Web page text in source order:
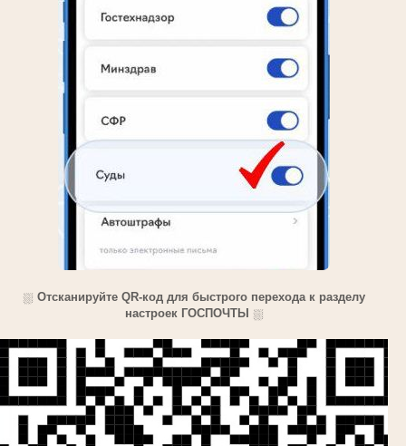
⛆ Отсканируйте QR-код для быстрого перехода к разделу
настроек ГОСПОЧТЫ
⛆